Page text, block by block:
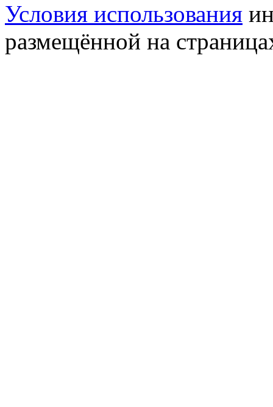
Условия использования
размещённой на